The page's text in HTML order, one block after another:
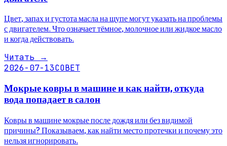
Цвет, запах и густота масла на щупе могут указать на проблемы
с двигателем. Что означает тёмное, молочное или жидкое масло
и когда действовать.
Читать →
2026-07-13СОВЕТ
Мокрые ковры в машине и как найти, откуда
вода попадает в салон
Ковры в машине мокрые после дождя или без видимой
причины? Показываем, как найти место протечки и почему это
нельзя игнорировать.